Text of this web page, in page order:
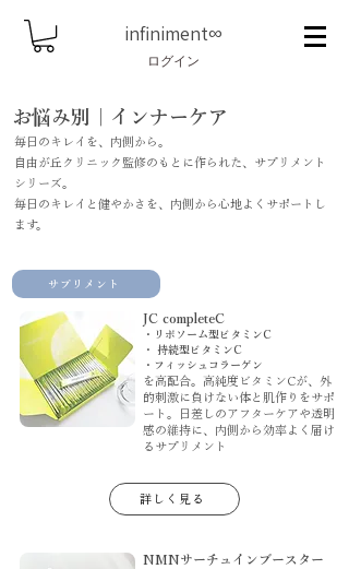
ログイン
infiniment∞
お悩み別｜インナーケア
毎日のキレイを、内側から。
自由が丘クリニック監修のもとに作られた、サプリメント
シリーズ。
毎日のキレイと健やかさを、内側から心地よくサポートし
ます。
サプリメント
JC completeC
・リポソーム型ビタミンC
・ 持続型ビタミンC
・フィッシュコラーゲン
を高配合。高純度ビタミンCが、外
的刺激に負けない体と肌作りをサポ
ート。日差しのアフターケアや透明
感の維持に、内側から効率よく届け
るサプリメント
詳しく見る
NMNサーチュインブースター